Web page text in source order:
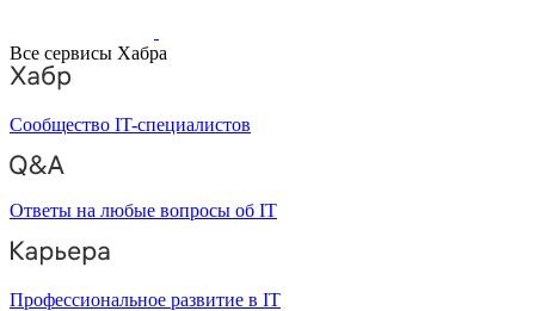
Все сервисы Хабра
Сообщество IT-специалистов
Ответы на любые вопросы об IT
Профессиональное развитие в IT